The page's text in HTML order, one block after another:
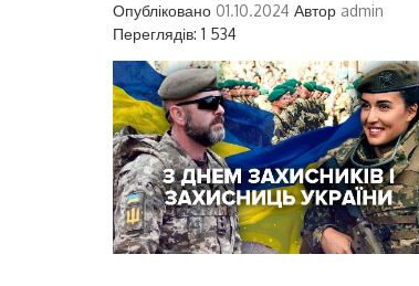
Опубліковано 01.10.2024 Автор admin
Переглядів: 1 534